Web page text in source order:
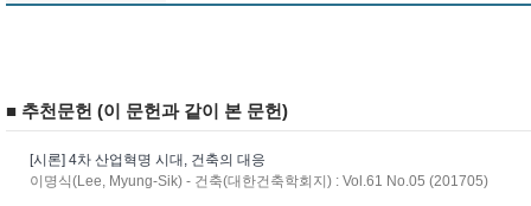
■ 추천문헌 (이 문헌과 같이 본 문헌)
[시론] 4차 산업혁명 시대, 건축의 대응
이명식(Lee, Myung-Sik) - 건축(대한건축학회지) : Vol.61 No.05 (201705)